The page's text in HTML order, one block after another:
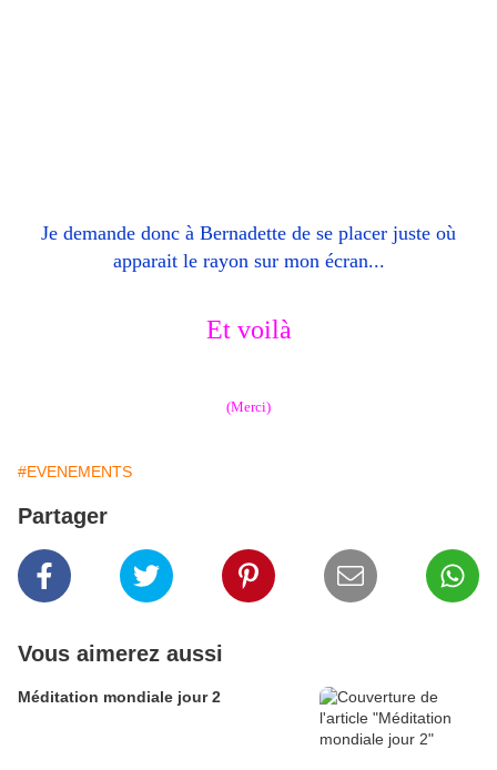
Je demande donc à Bernadette de se placer juste où
apparait le rayon sur mon écran...
Et voilà
(Merci)
#EVENEMENTS
Partager
Vous aimerez aussi
Méditation mondiale jour 2